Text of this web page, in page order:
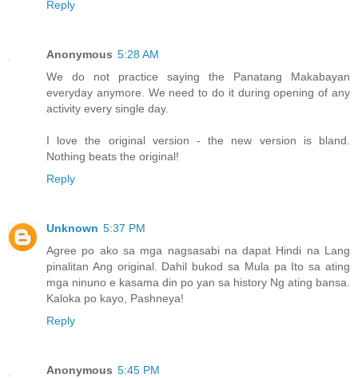
Reply
Anonymous 5:28 AM
We do not practice saying the Panatang Makabayan
everyday anymore. We need to do it during opening of any
activity every single day.
I love the original version - the new version is bland.
Nothing beats the original!
Reply
Unknown 5:37 PM
Agree po ako sa mga nagsasabi na dapat Hindi na Lang
pinalitan Ang original. Dahil bukod sa Mula pa Ito sa ating
mga ninuno e kasama din po yan sa history Ng ating bansa.
Kaloka po kayo, Pashneya!
Reply
Anonymous 5:45 PM